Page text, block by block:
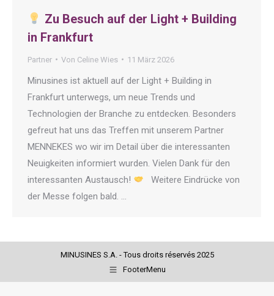
Zu Besuch auf der Light + Building
in Frankfurt
Partner Von Celine Wies 11 März 2026
Minusines ist aktuell auf der Light + Building in
Frankfurt unterwegs, um neue Trends und
Technologien der Branche zu entdecken. Besonders
gefreut hat uns das Treffen mit unserem Partner
MENNEKES wo wir im Detail über die interessanten
Neuigkeiten informiert wurden. Vielen Dank für den
interessanten Austausch!
Weitere Eindrücke von
der Messe folgen bald. …
MINUSINES S.A. - Tous droits réservés 2025
FooterMenu